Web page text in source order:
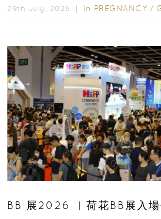
29th July, 2026 ｜ In PREGNANCY /
BB 展2026 ︳荷花BB展入